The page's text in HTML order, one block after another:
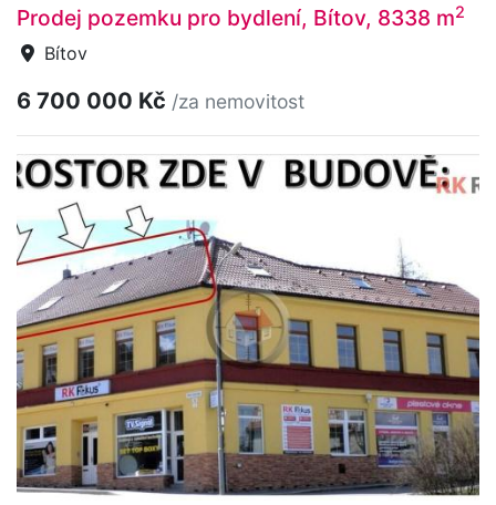
Prodej pozemku pro bydlení, Bítov, 8338 m2
Bítov
6 700 000 Kč /za nemovitost